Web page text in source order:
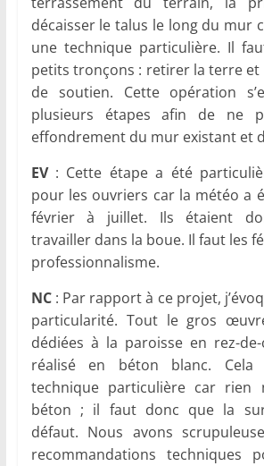
décaisser le talus le long du mur
une technique particulière. Il
petits tronçons : retirer la terre
de soutien. Cette opération
plusieurs étapes afin de ne
effondrement du mur existant et
EV: Cette étape a été
pour les ouvriers car la météo a
février à juillet. Ils étaient
travailler dans la boue. Il faut les
professionnalisme.
NC: Par rapport à ce projet,
particularité. Tout le gros
dédiées à la paroisse en rez-
réalisé en béton blanc. Cela
technique particulière car rien
béton ; il faut donc que la
défaut. Nous avons
recommandations techniques